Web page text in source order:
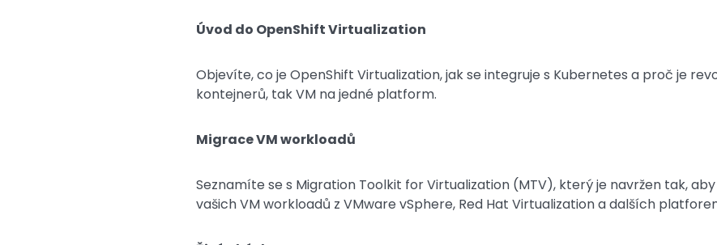
Úvod do OpenShift Virtualization
Objevíte, co je OpenShift Virtualization, jak se integruje s Kubernetes a proč je
kontejnerů, tak VM na jedné platform.
Migrace VM workloadů
Seznamíte se s Migration Toolkit for Virtualization (MTV), který je navržen tak,
vašich VM workloadů z VMware vSphere, Red Hat Virtualization a dalších